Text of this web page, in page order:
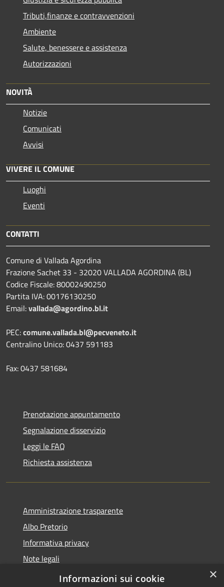
Tributi,finanze e contravvenzioni
Ambiente
Salute, benessere e assistenza
Autorizzazioni
NOVITÀ
Notizie
Comunicati
Avvisi
VIVERE IL COMUNE
Luoghi
Eventi
CONTATTI
Comune di Vallada Agordina
Frazione Sachet 33 - 32020 VALLADA AGORDINA (BL)
Codice Fiscale: 80002490250
Partita IVA: 00176130250
Email:vallada@agordino.bl.it
PEC:comune.vallada.bl@pecveneto.it
Centralino Unico: 0437 591183
Fax: 0437 581684
Prenotazione appuntamento
Segnalazione disservizio
Leggi le FAQ
Richiesta assistenza
Amministrazione trasparente
Albo Pretorio
Informativa privacy
Note legali
Dichiarazione di accessibilità
×
Informazioni sui cookie